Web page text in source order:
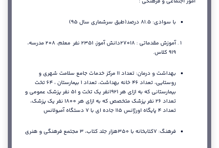
با سوادی: 81.5 درصد(طبق سرشماری سال 95)
آموزش مقدماتی : 27018دانش آموز، 2351 نفر معلم، 208 مدرسه،
919 کلاس.
بهداشت و درمان: تعداد 11 مرکز خدمات جامع سلامت شهری و
روستایی، تعداد 46 خانه بهداشت، تعداد 1 بیمارستان ، 64 تخت
بیمارستانی که به ازای هر 1921نفر یک تخت و 51 نفر پزشک عمومی و
تعداد 26 نفر پزشک متخصص که به ازای هر 1800 نفر یک پزشک،
تعداد 4 پایگاه اورژانس 115 جاده ای با 7 دستگاه آمبولانس
فرهنگ: 7کتابخانه با 350هزار جلد کتاب، 3 مجتمع فرهنگی و هنری